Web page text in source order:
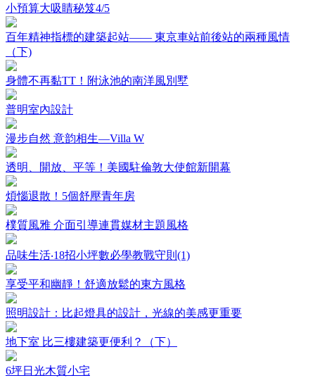
小預算大吸睛秘笈4/5
百年精神指標的建築起站—— 東京車站前後站的兩種風情
（下)
身體不再黏TT！附泳池的南洋風別墅
普明室內設計
漫步自然 意韵相生—Villa W
透明、開放、平等！美國駐倫敦大使館新開幕
煩惱退散！5個舒壓青年房
樸質風雅 介面引導連貫媒材主題風格
品味生活‧18招小坪數必學教戰守則(1)
享受平和幽靜！舒適放鬆的東方風格
照明設計：比起燈具的設計，光線的美感更重要
地下室 比三樓建築更便利？（下）
6坪日光木質小宅